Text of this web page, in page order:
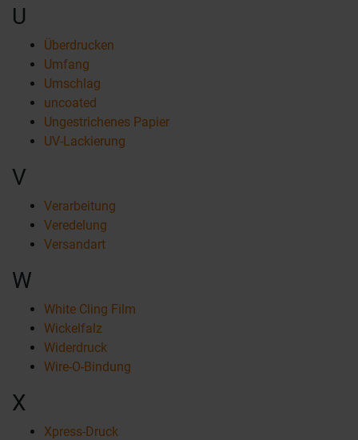
U
Überdrucken
Umfang
Umschlag
uncoated
Ungestrichenes Papier
UV-Lackierung
V
Verarbeitung
Veredelung
Versandart
W
White Cling Film
Wickelfalz
Widerdruck
Wire-O-Bindung
X
Xpress-Druck